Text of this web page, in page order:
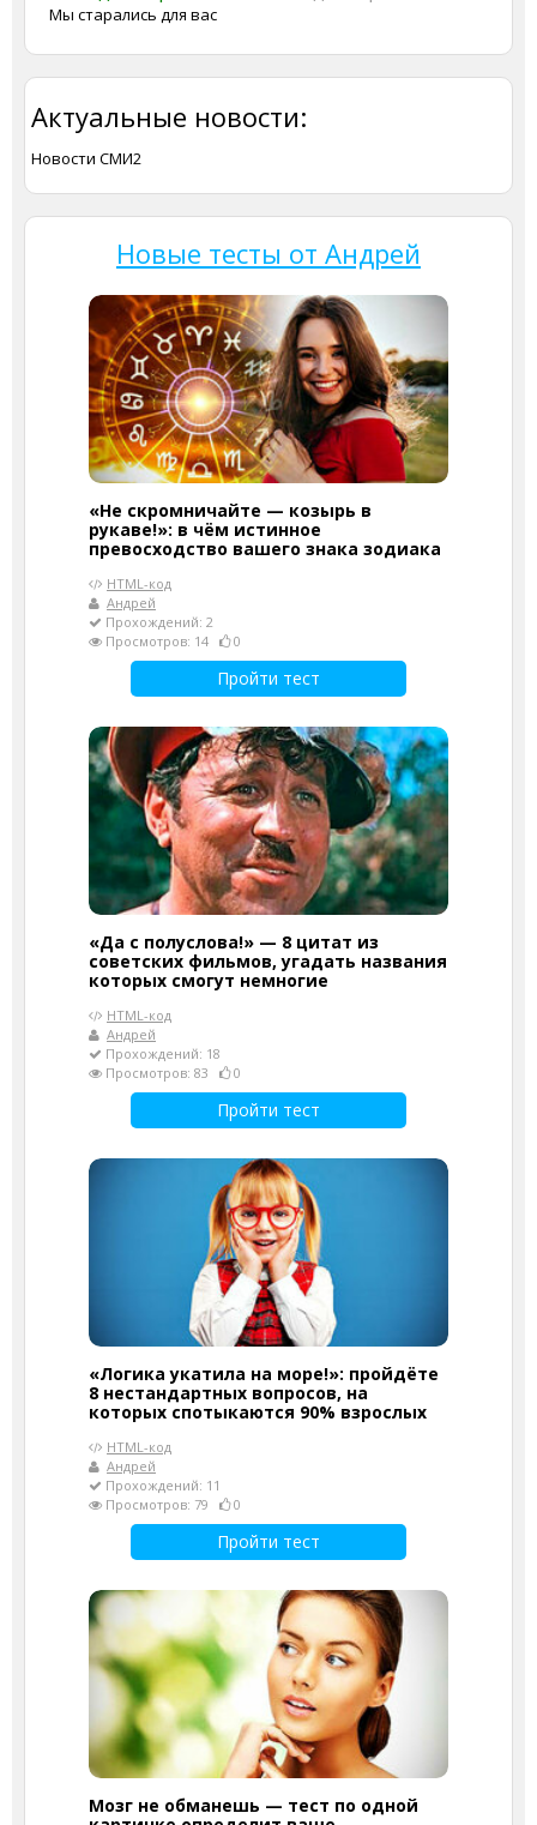
Мы старались для вас
Актуальные новости:
Новости СМИ2
Новые тесты от Андрей
«Не скромничайте — козырь в
рукаве!»: в чём истинное
превосходство вашего знака зодиака
HTML-код
Андрей
Прохождений: 2
Просмотров: 14
0
Пройти тест
«Да с полуслова!» — 8 цитат из
советских фильмов, угадать названия
которых смогут немногие
HTML-код
Андрей
Прохождений: 18
Просмотров: 83
0
Пройти тест
«Логика укатила на море!»: пройдёте
8 нестандартных вопросов, на
которых спотыкаются 90% взрослых
HTML-код
Андрей
Прохождений: 11
Просмотров: 79
0
Пройти тест
Мозг не обманешь — тест по одной